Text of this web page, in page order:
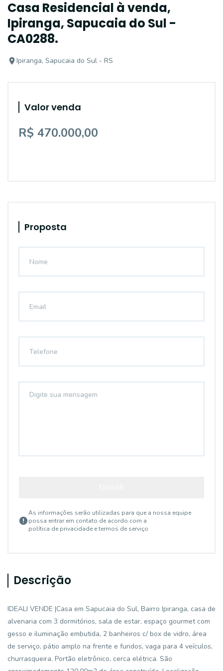
Casa Residencial à venda,
Ipiranga, Sapucaia do Sul -
CA0288.
Ipiranga, Sapucaia do Sul - RS
Valor venda
R$ 470.000,00
Proposta
As informações serão utilizadas para que a nossa equipe
possa entrar em contato de acordo com a
política de privacidade e termos de serviço
Descrição
IDEALI VENDE |Casa em Sapucaia do Sul, Bairro Ipiranga, casa de
alvenaria com 3 dormitórios, sala de estar, espaço gourmet com
gesso e iluminação embutida, 2 banheiros c/ box de vidro, área
de serviço, pátio amplo na frente e fundos, vaga para 4 veículos,
churrasqueira. Portão eletrônico, cerca elétrica. São